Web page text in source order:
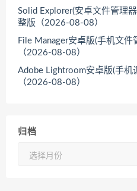
Solid Explorer(安卓文件管理
整版（2026-08-08）
File Manager安卓版(手机文
（2026-08-08）
Adobe Lightroom安卓版(手机
（2026-08-08）
归档